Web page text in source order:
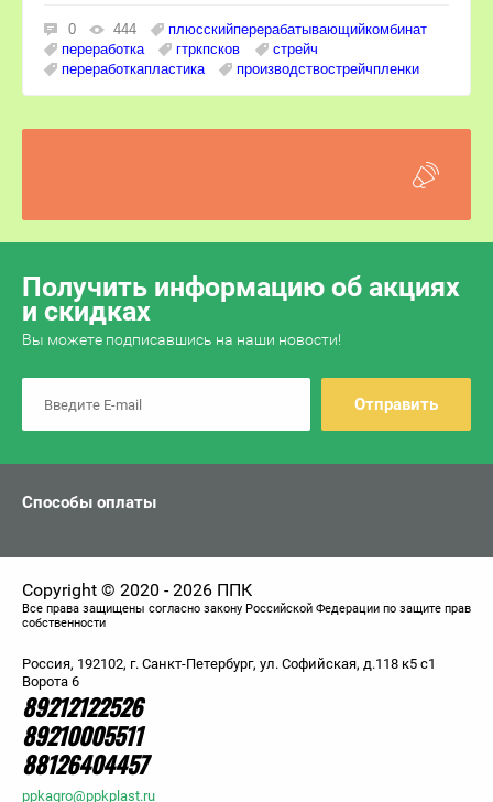
0 444
плюсскийперерабатывающийкомбинат
переработка
гтркпсков
стрейч
переработкапластика
производствострейчпленки
Получить информацию об акциях
и скидках
Вы можете подписавшись на наши новости!
Отправить
Способы оплаты
Copyright © 2020 - 2026 ППК
Все права защищены согласно закону Российской Федерации по защите прав
собственности
Россия, 192102, г. Санкт-Петербург, ул. Софийская, д.118 к5 с1
Ворота 6
89212122526
89210005511
88126404457
ppkagro@ppkplast.ru